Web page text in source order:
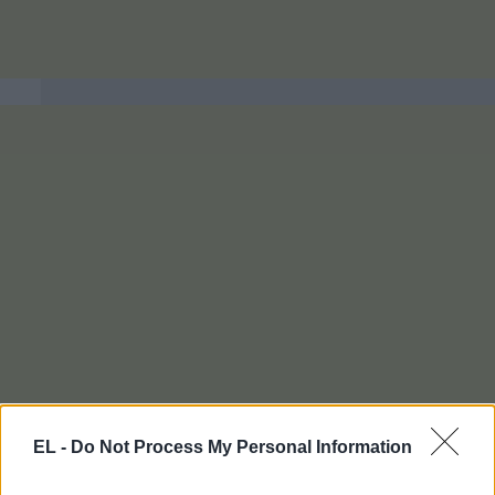
EL - Do Not Process My Personal Information